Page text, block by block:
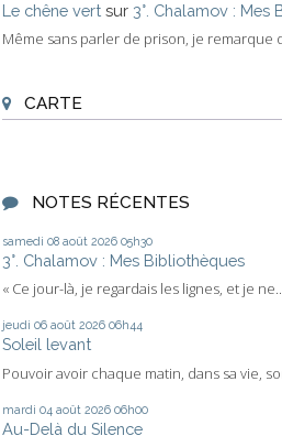
Le chêne vert sur 3°. Chalamov : Mes
Même sans parler de prison, je remarque
CARTE
NOTES RÉCENTES
samedi 08 août 2026 05h30
3°. Chalamov : Mes Bibliothèques
« Ce jour-là, je regardais les lignes, et je
jeudi 06 août 2026 06h44
Soleil levant
Pouvoir avoir chaque matin, dans sa vie,
mardi 04 août 2026 06h00
Au-Delà du Silence